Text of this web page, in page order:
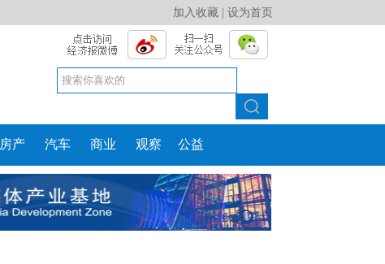
加入收藏| 设为首页
房产 汽车 商业 观察 公益